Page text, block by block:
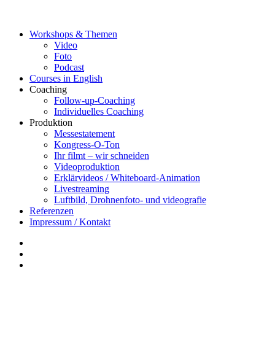
Workshops & Themen
Video
Foto
Podcast
Courses in English
Coaching
Follow-up-Coaching
Individuelles Coaching
Produktion
Messestatement
Kongress-O-Ton
Ihr filmt – wir schneiden
Videoproduktion
Erklärvideos / Whiteboard-Animation
Livestreaming
Luftbild, Drohnenfoto- und videografie
Referenzen
Impressum / Kontakt